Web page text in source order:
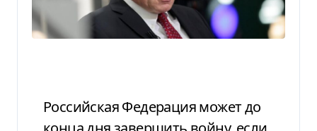
Российская Федерация может до